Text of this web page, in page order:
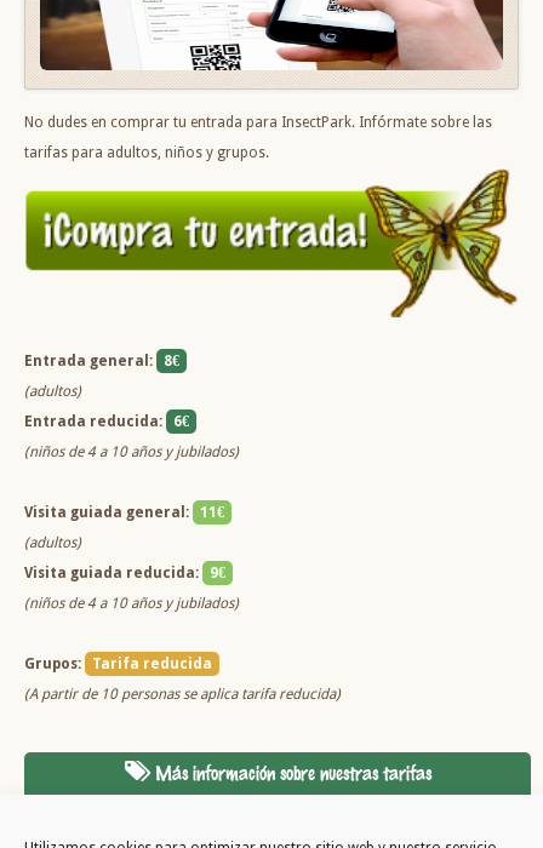
No dudes en comprar tu entrada para InsectPark. Infórmate sobre las
tarifas para adultos, niños y grupos.
Entrada general:
8€
(adultos)
Entrada reducida:
6€
(niños de 4 a 10 años y jubilados)
Visita guiada general:
11€
(adultos)
Visita guiada reducida:
9€
(niños de 4 a 10 años y jubilados)
Grupos:
Tarifa reducida
(A partir de 10 personas se aplica tarifa reducida)
Más información sobre nuestras tarifas